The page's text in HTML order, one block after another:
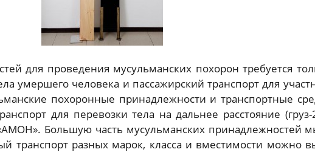
для проведения мусульманских похорон требуется
умершего человека и пассажирский транспорт для
похоронные принадлежности и транспортные
для перевозки тела на дальнее расстояние
«АМОН». Большую часть мусульманских принадлежностей
транспорт разных марок, класса и вместимости можно